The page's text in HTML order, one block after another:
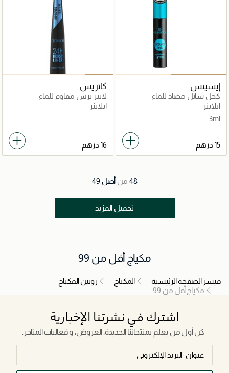
إيسينس
كحل سائل مضاد للماء
آيلاينر
3ml
كاتريس
لاينر برش مقاوم للماء
آيلاينر
48 من أصل
تحميل المزيد
مكياج أقل من 99
فيسز الصفحة الرئيسية المكياج
روتين المكياج
مكياج أقل من 99
اشترك في نشرتنا الإخبارية
كن أول من يعلم بمنتجاتنا الجديدة، العروض، و فعاليات المتاجر.